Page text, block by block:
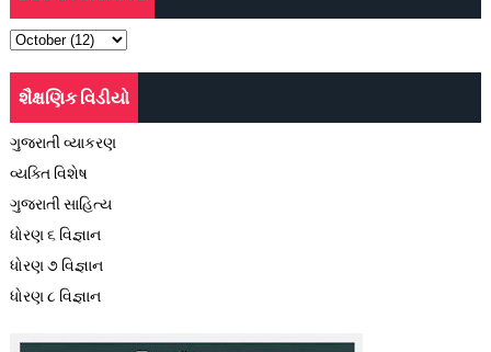
શૈક્ષણિક વિડીયો
ગુજરાતી વ્યાકરણ
વ્યક્તિ વિશેષ
ગુજરાતી સાહિત્ય
ધોરણ ૬ વિજ્ઞાન
ધોરણ ૭ વિજ્ઞાન
ધોરણ ૮ વિજ્ઞાન